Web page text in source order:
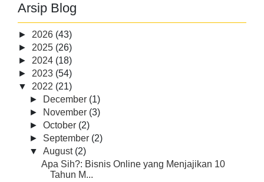
Arsip Blog
► 2026 (43)
► 2025 (26)
► 2024 (18)
► 2023 (54)
▼ 2022 (21)
►
December (1)
►
November (3)
►October (2)
► September (2)
▼August (2)
Apa Sih?: Bisnis Online yang Menjajikan 10
Tahun M...